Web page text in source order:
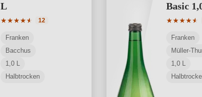
L
★★★★★
★
Durchschnittliche Bewertung von 4.92 von 5 Sternen
12
Franken
Bacchus
1,0 L
Halbtrocken
Basic
★★★★★
★
Franken
Müller-
1,0 L